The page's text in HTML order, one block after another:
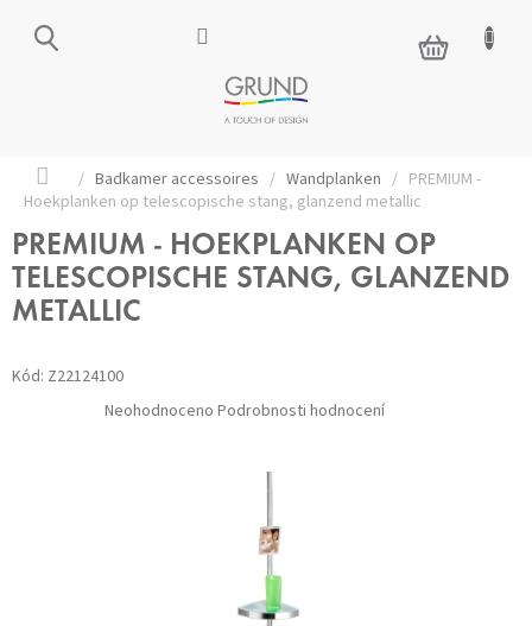
NÁKUPNÍ
KOŠÍK
Domů
/ Badkamer accessoires / Wandplanken / PREMIUM -
Hoekplanken op telescopische stang, glanzend metallic
PREMIUM - HOEKPLANKEN OP
TELESCOPISCHE STANG, GLANZEND
METALLIC
Kód: Z22124100
Průměrné
hodnocení
Neohodnoceno Podrobnosti hodnocení